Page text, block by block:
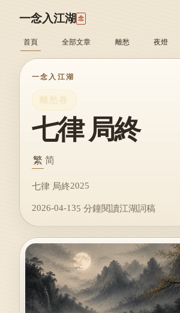
一念入江湖 念
首頁 全部文章 離愁 夜燈
一念入江湖
離愁卷
七律 局終
繁 简
七律 局終2025
2026-04-135 分鐘閱讀江湖詞稿